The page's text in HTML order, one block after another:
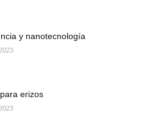
y nanotecnología
erizos